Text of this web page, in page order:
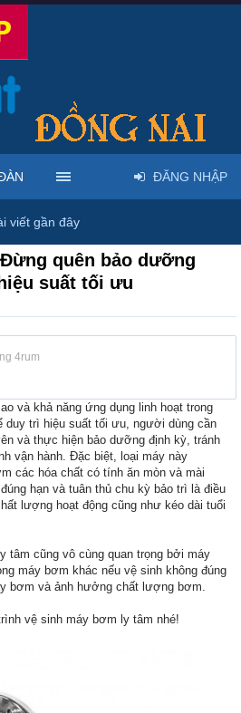
& thiết bị công nông nghiệp
quên bảo dưỡng
suất tối ưu
4rum
và khả năng ứng dụng linh hoạt trong
duy trì hiệu suất tối ưu, người dùng cần
và thực hiện bảo dưỡng định kỳ, tránh
vận hành. Đặc biệt, loại máy này
các hóa chất có tính ăn mòn và mài
hạn và tuân thủ chu kỳ bảo trì là điều
lượng hoạt động cũng như kéo dài tuổi
tâm cũng vô cùng quan trọng bởi máy
máy bơm khác nếu vệ sinh không đúng
bơm và ảnh hưởng chất lượng bơm.
vệ sinh máy bơm ly tâm nhé!
viết gần đây
ĐĂNG NHẬP